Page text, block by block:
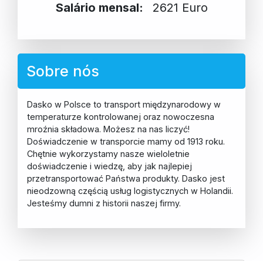
Salário mensal: 2621 Euro
Sobre nós
Dasko w Polsce to transport międzynarodowy w
temperaturze kontrolowanej oraz nowoczesna
mroźnia składowa. Możesz na nas liczyć!
Doświadczenie w transporcie mamy od 1913 roku.
Chętnie wykorzystamy nasze wieloletnie
doświadczenie i wiedzę, aby jak najlepiej
przetransportować Państwa produkty. Dasko jest
nieodzowną częścią usług logistycznych w Holandii.
Jesteśmy dumni z historii naszej firmy.